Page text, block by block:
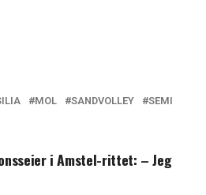
MOL SANDVOLLEY
SEMI
i Amstel-rittet: – Jeg